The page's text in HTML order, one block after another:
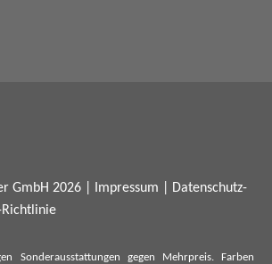
GmbH 2026 | Impressum
Datenschutz-
Richtlinie
Sonderausstattungen gegen Mehrpreis. Farben